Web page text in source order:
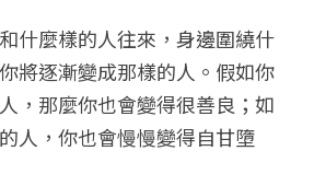
班
班
八字推理
什麼樣的人往來，身邊圍繞什
將逐漸變成那樣的人。假如你
，那麼你也會變得很善良；如
人，你也會慢慢變得自甘墮